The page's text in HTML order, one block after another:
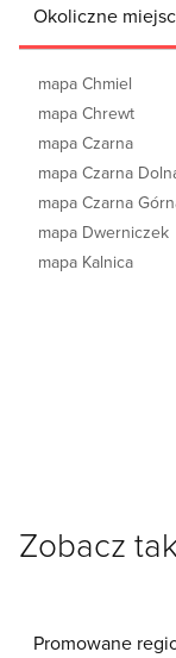
Okoliczne
mapa Chmiel
mapa Chrewt
mapa Czarna
mapa Czarna
mapa Czarna
mapa Dwerniczek
mapa Kalnica
Zobacz
Promowane